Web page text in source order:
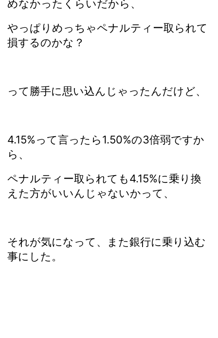
めなかったくらいだから、
やっぱりめっちゃペナルティー取られて
損するのかな？
って勝手に思い込んじゃったんだけど、
4.15%って言ったら1.50%の3倍弱ですか
ら、
ペナルティー取られても4.15%に乗り換
えた方がいいんじゃないかって、
それが気になって、また銀行に乗り込む
事にした。